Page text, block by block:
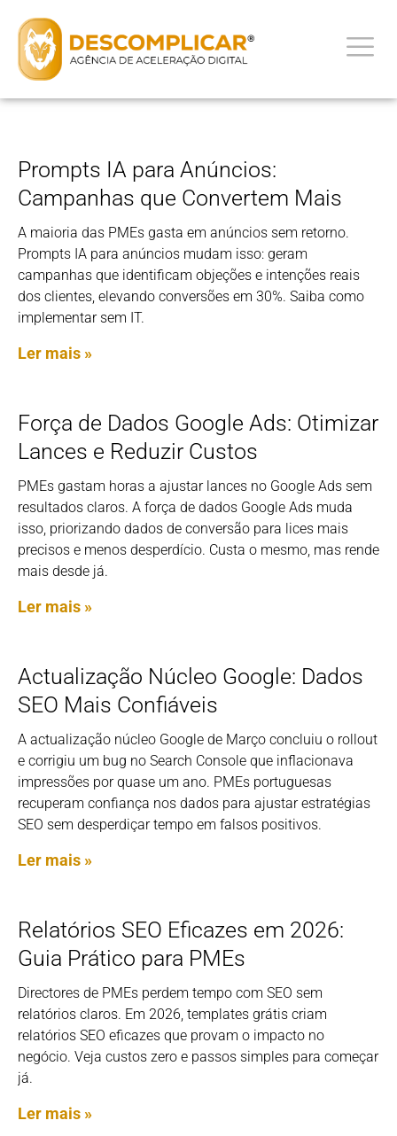
Prompts IA para Anúncios:
Campanhas que Convertem Mais
A maioria das PMEs gasta em anúncios sem retorno.
Prompts IA para anúncios mudam isso: geram
campanhas que identificam objeções e intenções reais
dos clientes, elevando conversões em 30%. Saiba como
implementar sem IT.
Ler mais »
Força de Dados Google Ads: Otimizar
Lances e Reduzir Custos
PMEs gastam horas a ajustar lances no Google Ads sem
resultados claros. A força de dados Google Ads muda
isso, priorizando dados de conversão para lices mais
precisos e menos desperdício. Custa o mesmo, mas rende
mais desde já.
Ler mais »
Actualização Núcleo Google: Dados
SEO Mais Confiáveis
A actualização núcleo Google de Março concluiu o rollout
e corrigiu um bug no Search Console que inflacionava
impressões por quase um ano. PMEs portuguesas
recuperam confiança nos dados para ajustar estratégias
SEO sem desperdiçar tempo em falsos positivos.
Ler mais »
Relatórios SEO Eficazes em 2026:
Guia Prático para PMEs
Directores de PMEs perdem tempo com SEO sem
relatórios claros. Em 2026, templates grátis criam
relatórios SEO eficazes que provam o impacto no
negócio. Veja custos zero e passos simples para começar
já.
Ler mais »